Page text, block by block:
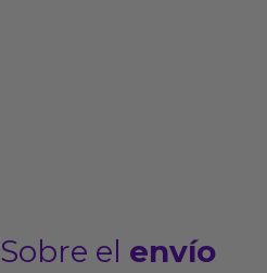
Sobre el envío